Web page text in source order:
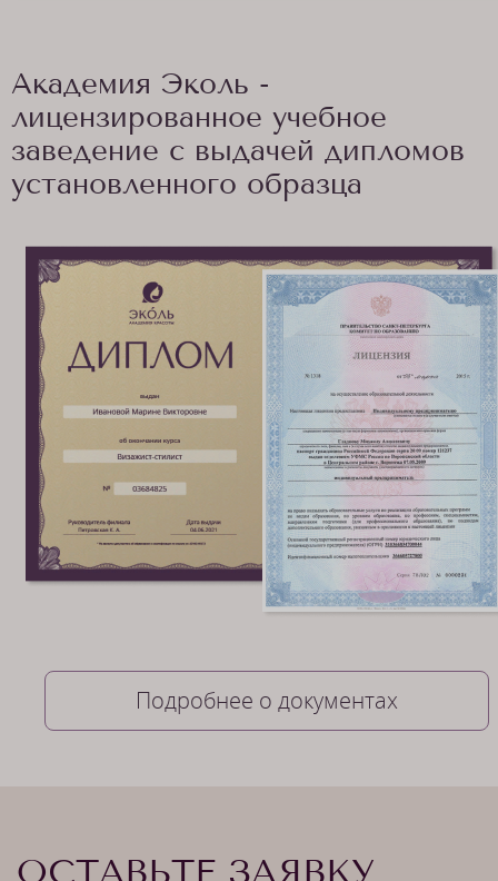
Академия Эколь -
лицензированное учебное
заведение с выдачей дипломов
установленного образца
Подробнее о документах
ОСТАВЬТЕ ЗАЯВКУ